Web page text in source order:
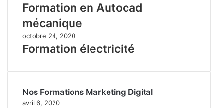
Formation en Autocad
mécanique
octobre 24, 2020
Formation électricité
Nos Formations Marketing Digital
avril 6, 2020